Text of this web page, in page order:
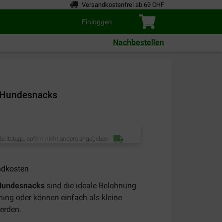
Versandkostenfrei ab 69 CHF
Einloggen
Nachbestellen
sofern nicht anders angegeben
sind die ideale Belohnung
oder können einfach als kleine